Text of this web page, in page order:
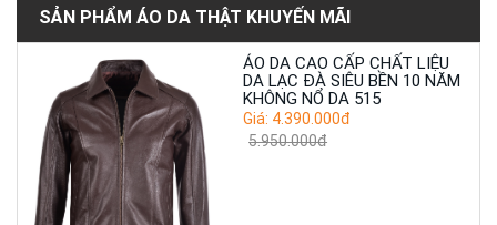
SẢN PHẨM ÁO DA THẬT KHUYẾN MÃI
ÁO DA CAO CẤP CHẤT LIỆU
DA LẠC ĐÀ SIÊU BỀN 10 NĂM
KHÔNG NỔ DA 515
Giá: 4.390.000đ
5.950.000đ